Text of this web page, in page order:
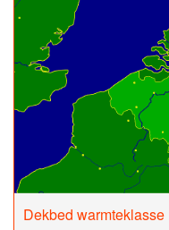
Dekbed warmteklasse